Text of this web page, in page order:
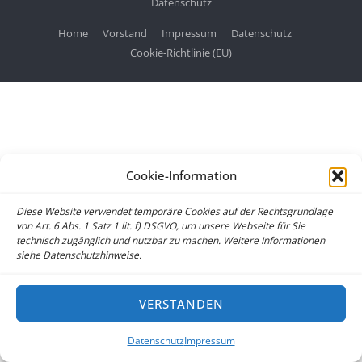
Cookie-Information
Diese Website verwendet temporäre Cookies auf der Rechtsgrundlage
von Art. 6 Abs. 1 Satz 1 lit. f) DSGVO, um unsere Webseite für Sie
technisch zugänglich und nutzbar zu machen. Weitere Informationen
siehe Datenschutzhinweise.
VERSTANDEN
DatenschutzImpressum
Home Vorstand Impressum
Datenschutz
Cookie-Richtlinie (EU)